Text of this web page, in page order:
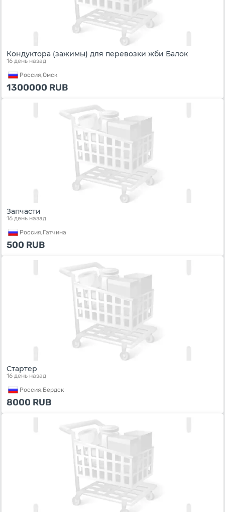
Кондуктора (зажимы) для перевозки жби Балок
16 день назад
Россия,Омск
1300000 RUB
Запчасти
16 день назад
Россия,Гатчина
500 RUB
Стартер
16 день назад
Россия,Бердск
8000 RUB